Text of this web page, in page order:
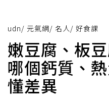
udn/ 元氣網/ 名人/ 好食課
嫩豆腐、板
哪個鈣質、
懂差異